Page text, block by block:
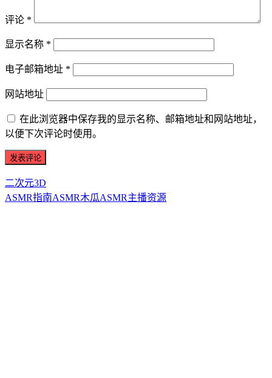
评论 *
显示名称 *
电子邮箱地址 *
网站地址
在此浏览器中保存我的显示名称、邮箱地址和网站地址，
以便下次评论时使用。
二次元3D
ASMR指南ASMR木瓜ASMR主播资源